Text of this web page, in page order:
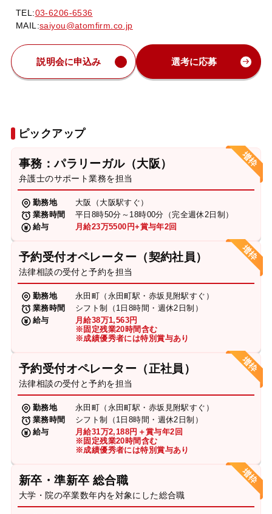
TEL:03-6206-6536
MAIL:saiyou@atomfirm.co.jp
説明会に申込み 選考に応募
ピックアップ
事務：パラリーガル（大阪）
弁護士のサポート業務を担当
勤務地
大阪（大阪駅すぐ）
業務時間
平日8時50分～18時00分（完全週休2日制）
給与
月給23万5500円+賞与年2回
予約受付オペレーター（契約社員）
法律相談の受付と予約を担当
勤務地
永田町（永田町駅・赤坂見附駅すぐ）
業務時間
シフト制（1日8時間・週休2日制）
給与
月給38万1,563円
※固定残業20時間含む
※成績優秀者には特別賞与あり
予約受付オペレーター（正社員）
法律相談の受付と予約を担当
勤務地
永田町（永田町駅・赤坂見附駅すぐ）
業務時間
シフト制（1日8時間・週休2日制）
給与
月給31万2,188円＋賞与年2回
※固定残業20時間含む
※成績優秀者には特別賞与あり
新卒・準新卒 総合職
大学・院の卒業数年内を対象にした総合職